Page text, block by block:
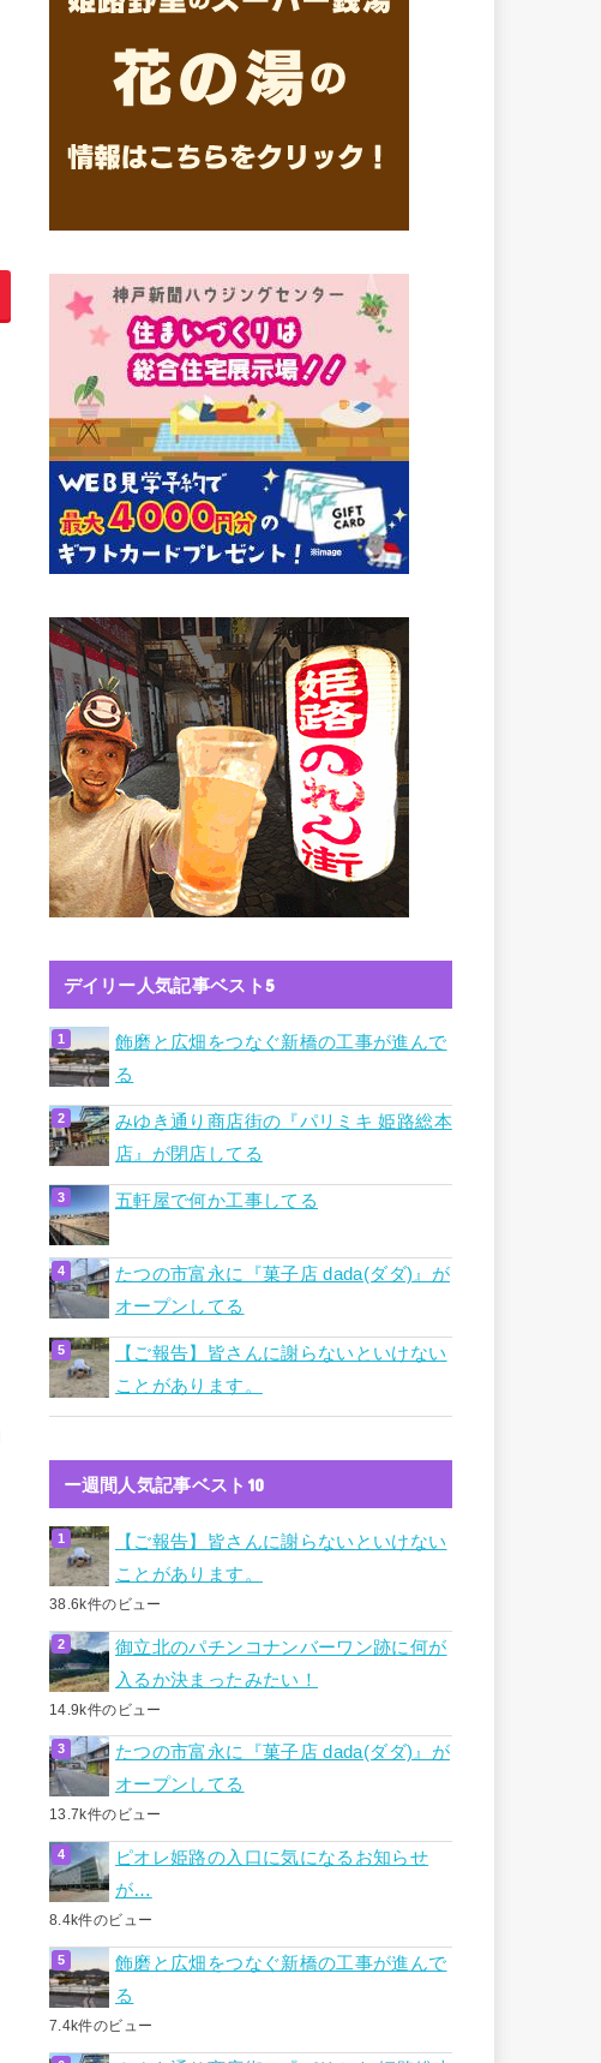
デイリー人気記事ベスト5
飾磨と広畑をつなぐ新橋の工事が進んで
る
みゆき通り商店街の『パリミキ 姫路総本
店』が閉店してる
五軒屋で何か工事してる
たつの市富永に『菓子店 dada(ダダ)』が
オープンしてる
【ご報告】皆さんに謝らないといけない
ことがあります。
ー週間人気記事ベスト10
【ご報告】皆さんに謝らないといけない
ことがあります。
38.6k件のビュー
御立北のパチンコナンバーワン跡に何が
入るか決まったみたい！
14.9k件のビュー
たつの市富永に『菓子店 dada(ダダ)』が
オープンしてる
13.7k件のビュー
ピオレ姫路の入口に気になるお知らせ
が…
8.4k件のビュー
飾磨と広畑をつなぐ新橋の工事が進んで
る
7.4k件のビュー